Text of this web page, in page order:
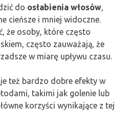
do osłabienia włosów,
cieńsze i mniej widoczne.
że osoby, które często
często zauważają, że
w miarę upływu czasu.
też bardzo dobre efekty w
takimi jak golenie lub
korzyści wynikające z tej